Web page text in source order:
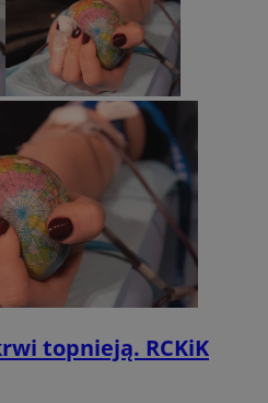
topnieją. RCKiK